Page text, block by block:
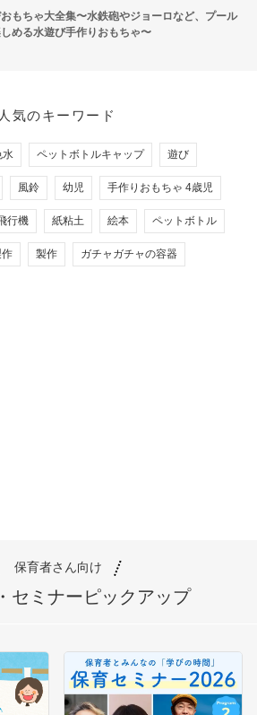
もちゃ大全集〜水鉄砲やジョーロなど、プール
める水遊び手作りおもちゃ〜
人気のキーワード
水 ペットボトルキャップ 遊び
風鈴 幼児 手作りおもちゃ 4歳児
行機 紙粘土 絵本 ペットボトル
製作 ガチャガチャの容器
保育者さん向け
セミナーピックアップ